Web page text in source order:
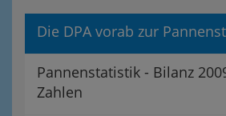
Die DPA vorab zur
Pannenstatistik - Bilanz
Zahlen